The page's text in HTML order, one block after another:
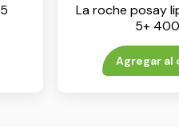
La roche posay
5+
Agregar al